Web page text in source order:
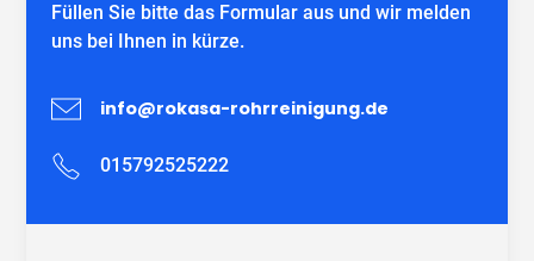
Füllen Sie bitte das Formular aus und wir melden
uns bei Ihnen in kürze.
info@rokasa-rohrreinigung.de
015792525222